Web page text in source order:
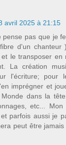
avril 2025 à 21:15
pense pas que je
d'un chanteur
le transposer en
La création
l'écriture; pour
imprégner et
dans la
etc...
parfois aussi je
peut être